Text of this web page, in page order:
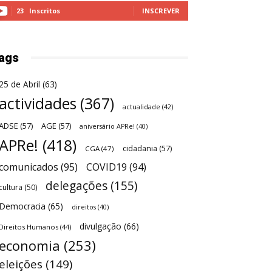
23 Inscritos INSCREVER
de Abril (63)
(367) actualidade (42)
(57) AGE (57) aniversário APRe! (40)
(418) CGA (47) cidadania (57)
(95) COVID19 (94)
(50) delegações (155)
(65) direitos (40)
Humanos (44) divulgação (66)
(253)
(149)